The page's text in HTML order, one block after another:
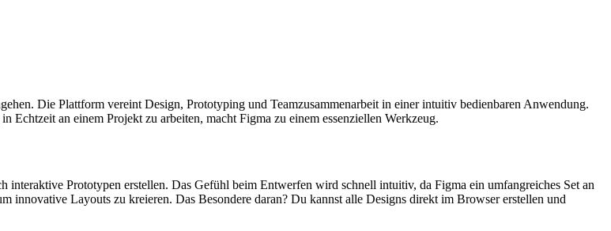
Die Plattform vereint Design, Prototyping und Teamzusammenarbeit in einer intuitiv bedienbaren Anwendung.
an einem Projekt zu arbeiten, macht Figma zu einem essenziellen Werkzeug.
interaktive Prototypen erstellen. Das Gefühl beim Entwerfen wird schnell intuitiv, da Figma ein umfangreiches Set an
innovative Layouts zu kreieren. Das Besondere daran? Du kannst alle Designs direkt im Browser erstellen und